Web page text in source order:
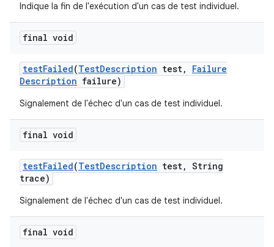
Indique la fin de l'exécution d'un cas de test individuel.
final void
testFailed(TestDescription test,
Failure
Description failure)
Signalement de l'échec d'un cas de test individuel.
final void
testFailed(TestDescription test, String
trace)
Signalement de l'échec d'un cas de test individuel.
final void